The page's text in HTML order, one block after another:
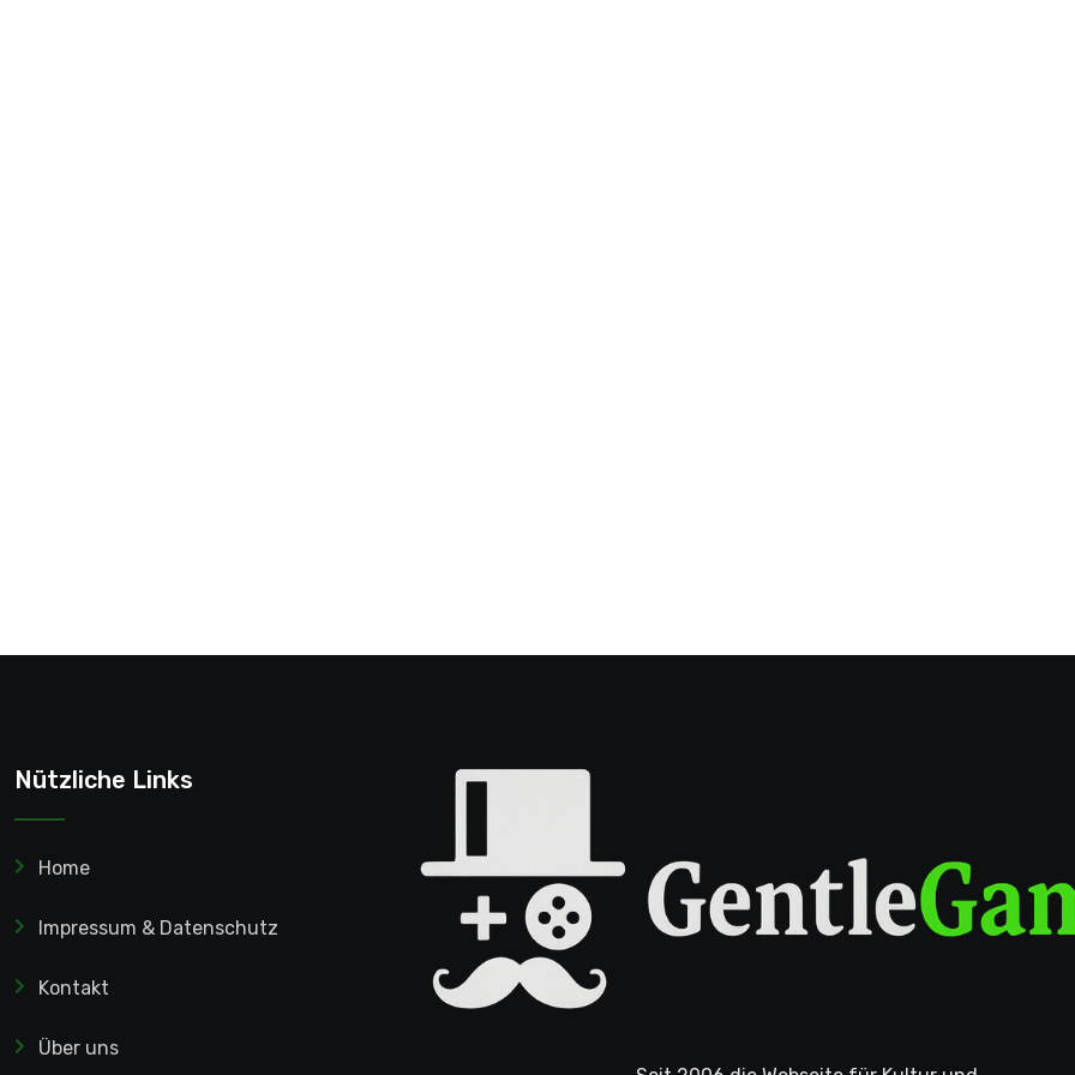
Nützliche Links
Home
Impressum & Datenschutz
Kontakt
Über uns